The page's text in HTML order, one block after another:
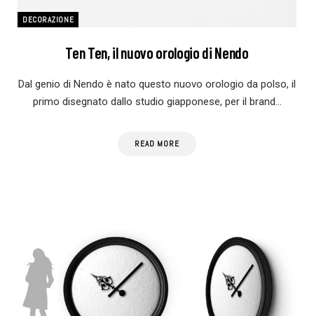
DECORAZIONE
Ten Ten, il nuovo orologio di Nendo
Dal genio di Nendo è nato questo nuovo orologio da polso, il
primo disegnato dallo studio giapponese, per il brand…
READ MORE